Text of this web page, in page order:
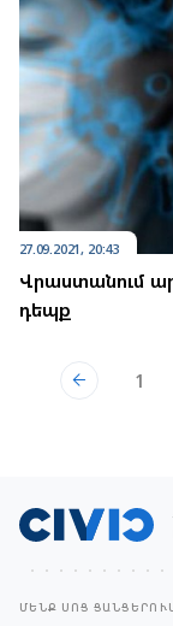
27.09.2021, 20:43
Վրաստանում
դեպք
1
ՄԵՆՔ ՍՈՑ